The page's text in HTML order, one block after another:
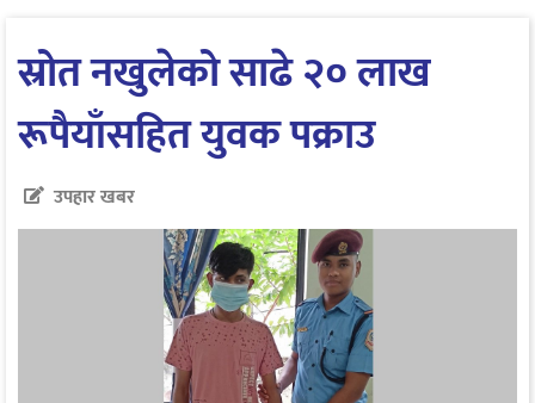
स्रोत नखुलेको साढे २० लाख
रूपैयाँसहित युवक पक्राउ
उपहार खबर